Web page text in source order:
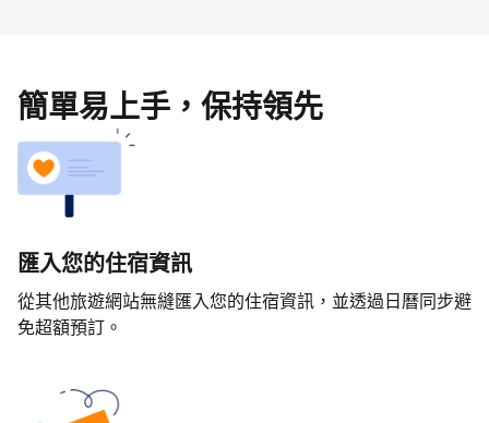
簡單易上手，保持領先
匯入您的住宿資訊
從其他旅遊網站無縫匯入您的住宿資訊，並透過日曆同步避
免超額預訂。